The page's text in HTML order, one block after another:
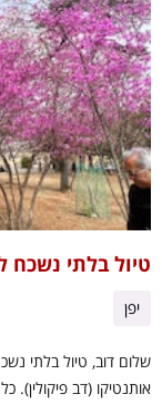
טיול בלתי נשכח
יפן
שלום דוב, טיול בלתי
אותנטיקו (דב פיקולין).